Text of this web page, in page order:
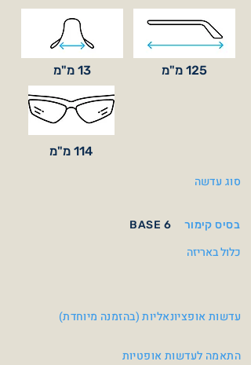
13 מ"מ 125 מ"מ
114 מ"מ
סוג עדשה
BASE 6 בסיס קימור
כלול באריזה
עדשות אופציונאליות (בהזמנה מיוחדת)
התאמה לעדשות אופטיות